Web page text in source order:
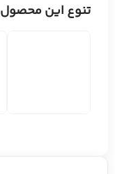
تنوع این محصول